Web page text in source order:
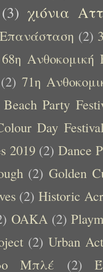
(3) χιόνια
(2)
68η Ανθοκομική
(2) 71η
Beach Party
Day
2019 (2) Dance
(2) Golden
(2) Historic
OAKA (2)
(2) Urban Act
Μπλέ (2)